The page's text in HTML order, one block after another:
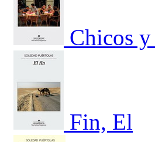
Chicos
Fin, El